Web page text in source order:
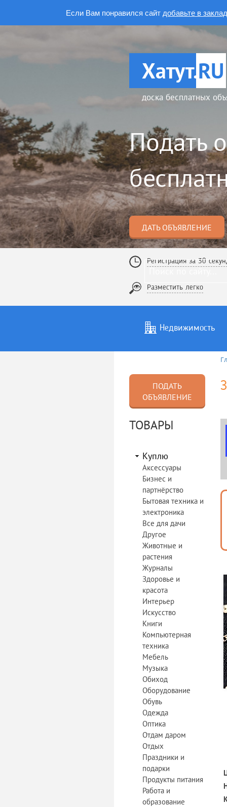
Если Вам понравился сайт добавьте в
Хатут.RU
доска бесплатных
Подать
ДАТЬ ОБЪЯВЛЕНИЕ
Регистрация за 30
Разместить легко
Недвижимость
Услуги
ПОДАТЬ
ОБЪЯВЛЕНИЕ
ТОВАРЫ
Куплю
Аксессуары
Бизнес и
партнёрство
Бытовая техника и
электроника
Все для дачи
Другое
Животные и
растения
Журналы
Здоровье и
красота
Интерьер
Искусство
Книги
Компьютерная
техника
Мебель
Музыка
Обиход
Оборудование
Обувь
Одежда
Оптика
Отдам даром
Отдых
Праздники и
подарки
Продукты питания
Работа и
образование